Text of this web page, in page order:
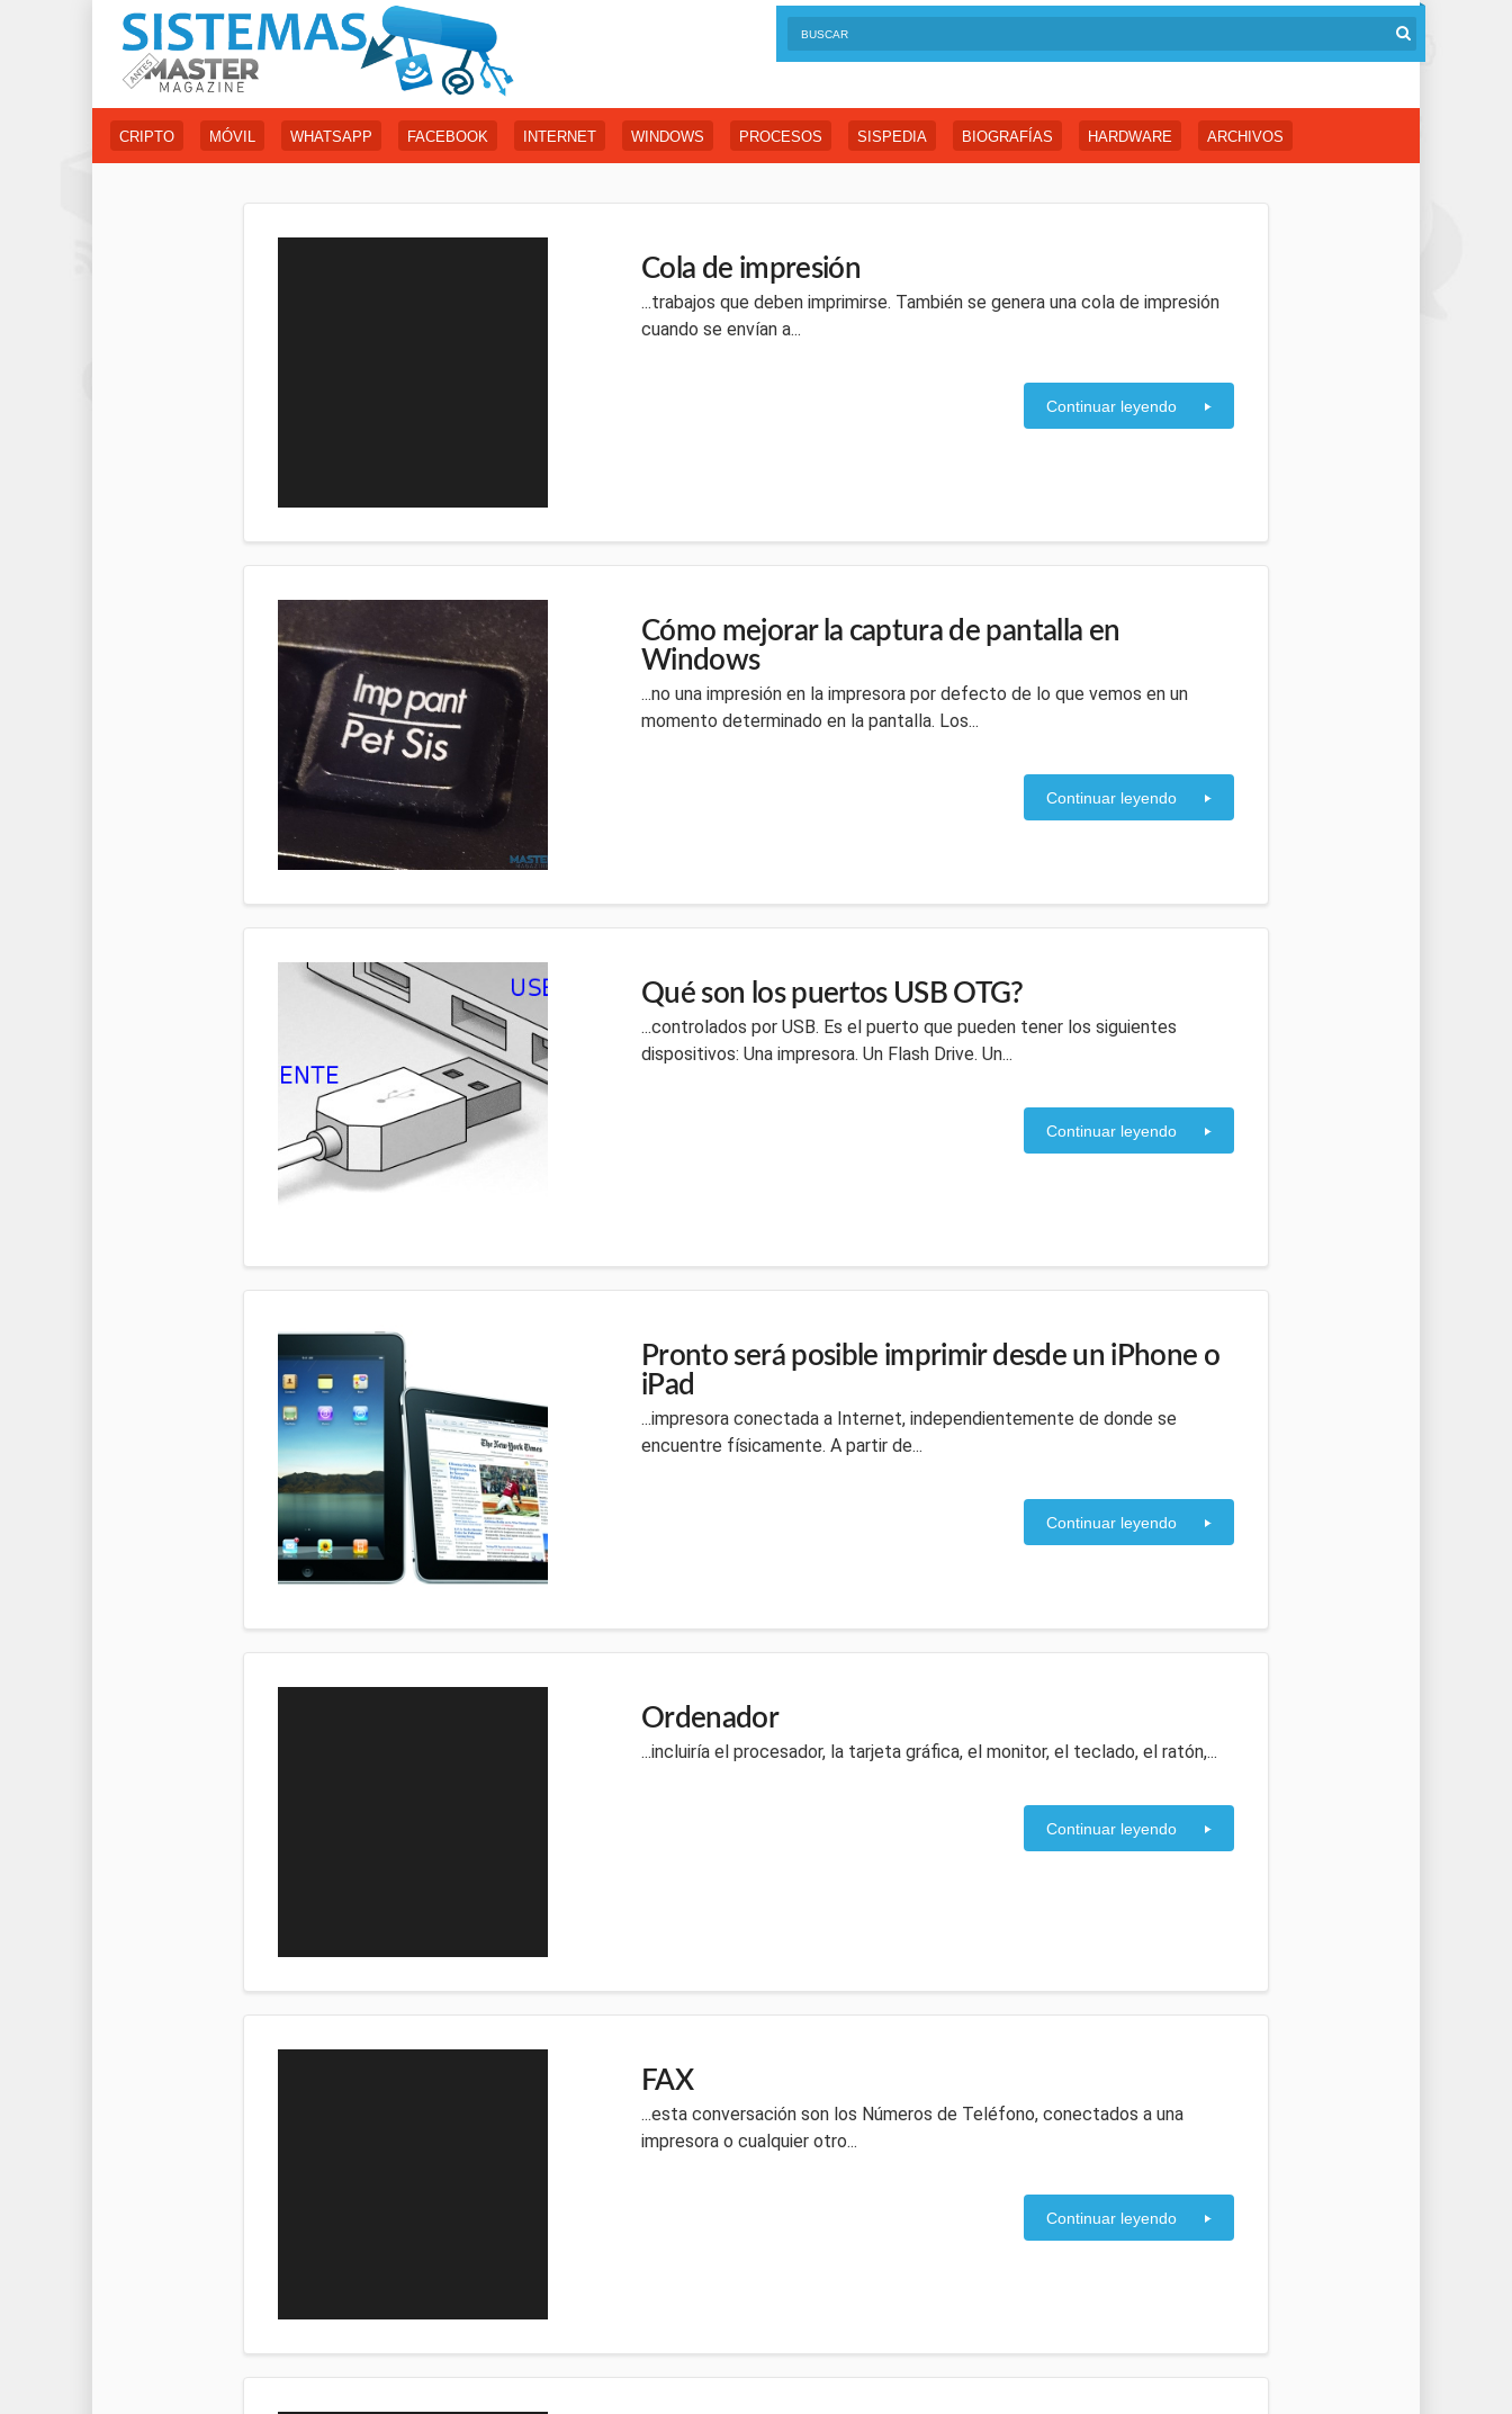
CRIPTO MÓVIL WHATSAPP FACEBOOK INTERNET WINDOWS PROCESOS SISPEDIA BIOGRAFÍAS HARDWARE ARCHIVOS
Cola de impresión
...trabajos que deben imprimirse. También se genera una cola de impresión
cuando se envían a...
Continuar leyendo
Cómo mejorar la captura de pantalla en
Windows
...no una impresión en la impresora por defecto de lo que vemos en un
momento determinado en la pantalla. Los...
Continuar leyendo
Qué son los puertos USB OTG?
...controlados por USB. Es el puerto que pueden tener los siguientes
dispositivos: Una impresora. Un Flash Drive. Un...
Continuar leyendo
Pronto será posible imprimir desde un iPhone o
iPad
...impresora conectada a Internet, independientemente de donde se
encuentre físicamente. A partir de...
Continuar leyendo
Ordenador
...incluiría el procesador, la tarjeta gráfica, el monitor, el teclado, el ratón,...
Continuar leyendo
FAX
...esta conversación son los Números de Teléfono, conectados a una
impresora o cualquier otro...
Continuar leyendo